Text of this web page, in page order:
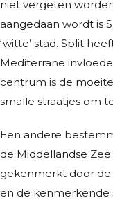
niet vergeten
aangedaan wordt is
‘witte’ stad. Split
Mediterrane
centrum is de
smalle straatjes om
Een andere
de Middellandse
gekenmerkt door de
en de kenmerkende